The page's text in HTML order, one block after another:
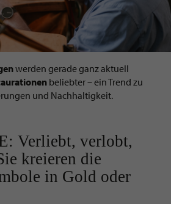
werden gerade ganz aktuell
beliebter – ein Trend zu
und Nachhaltigkeit.
Verliebt, verlobt,
kreieren die
in Gold oder